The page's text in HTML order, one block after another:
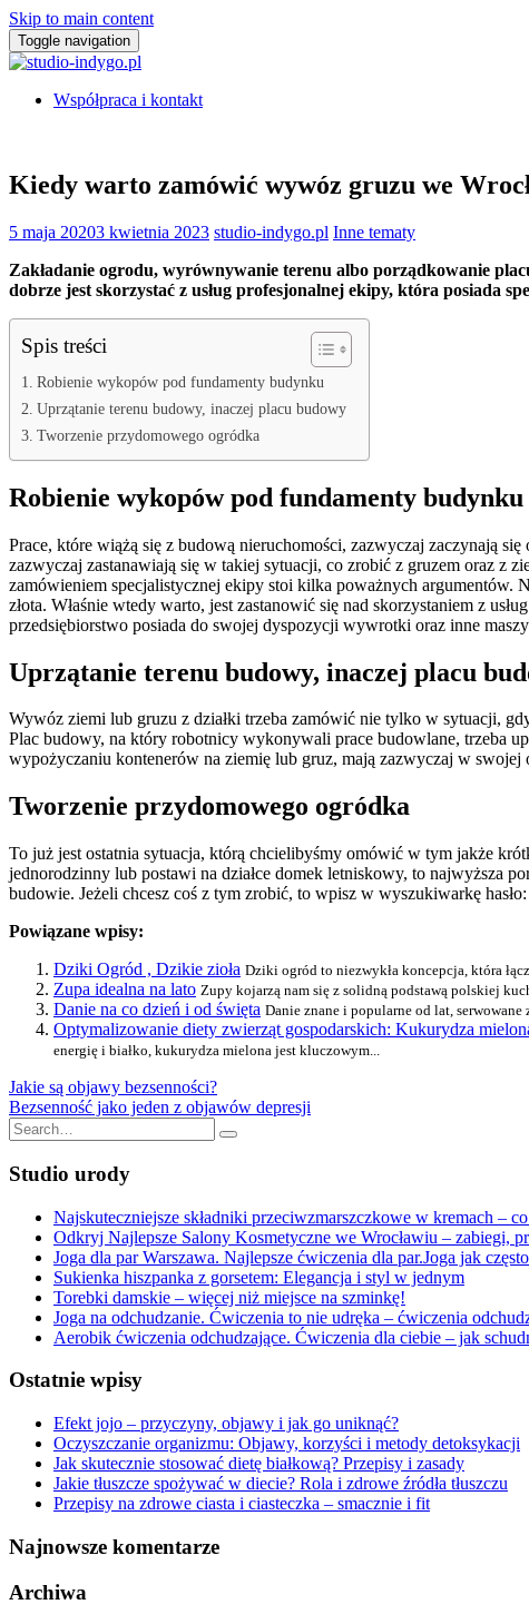
Skip to main content
Toggle navigation
Współpraca i kontakt
Kiedy warto zamówić wywóz gruzu we
5 maja 20203 kwietnia 2023 studio-indygo.pl Inne tematy
Zakładanie ogrodu, wyrównywanie terenu albo porządkowanie
dobrze jest skorzystać z usług profesjonalnej ekipy, która posiada
Spis treści
Robienie wykopów pod fundamenty budynku
Uprzątanie terenu budowy, inaczej placu budowy
Tworzenie przydomowego ogródka
Robienie wykopów pod fundamenty budynku
Prace, które wiążą się z budową nieruchomości, zazwyczaj zaczynają
zazwyczaj zastanawiają się w takiej sytuacji, co zrobić z gruzem oraz z
zamówieniem specjalistycznej ekipy stoi kilka poważnych argumentów.
złota. Właśnie wtedy warto, jest zastanowić się nad skorzystaniem z
przedsiębiorstwo posiada do swojej dyspozycji wywrotki oraz inne
Uprzątanie terenu budowy, inaczej placu
Wywóz ziemi lub gruzu z działki trzeba zamówić nie tylko w sytuacji,
Plac budowy, na który robotnicy wykonywali prace budowlane, trzeba
wypożyczaniu kontenerów na ziemię lub gruz, mają zazwyczaj w
Tworzenie przydomowego ogródka
To już jest ostatnia sytuacja, którą chcielibyśmy omówić w tym jakże
jednorodzinny lub postawi na działce domek letniskowy, to najwyższa
budowie. Jeżeli chcesz coś z tym zrobić, to wpisz w wyszukiwarkę hasło:
Powiązane wpisy:
Dziki Ogród , Dzikie zioła Dziki ogród to niezwykła koncepcja, która
Zupa idealna na lato Zupy kojarzą nam się z solidną podstawą polskiej
Danie na co dzień i od święta Danie znane i popularne od lat,
Optymalizowanie diety zwierząt gospodarskich: Kukurydza
energię i białko, kukurydza mielona jest kluczowym...
Nawigacja
wpisu
Jakie są objawy bezsenności?
Bezsenność jako jeden z objawów depresji
Search
for:
Studio urody
Najskuteczniejsze składniki przeciwzmarszczkowe w kremach –
Odkryj Najlepsze Salony Kosmetyczne we Wrocławiu – zabiegi,
Joga dla par Warszawa. Najlepsze ćwiczenia dla par.Joga jak
Sukienka hiszpanka z gorsetem: Elegancja i styl w jednym
Torebki damskie – więcej niż miejsce na szminkę!
Joga na odchudzanie. Ćwiczenia to nie udręka – ćwiczenia
Aerobik ćwiczenia odchudzające. Ćwiczenia dla ciebie – jak
Ostatnie wpisy
Efekt jojo – przyczyny, objawy i jak go uniknąć?
Oczyszczanie organizmu: Objawy, korzyści i metody detoksykacji
Jak skutecznie stosować dietę białkową? Przepisy i zasady
Jakie tłuszcze spożywać w diecie? Rola i zdrowe źródła tłuszczu
Przepisy na zdrowe ciasta i ciasteczka – smacznie i fit
Najnowsze komentarze
Archiwa